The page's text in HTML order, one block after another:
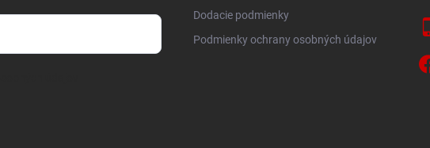
Dodacie podmienky
Podmienky ochrany osobných údajov